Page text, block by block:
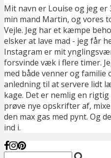
Mit navn er Louise og jeg er
min mand Martin, og vores
Vejle. Jeg har et kæmpe
elsker at lave mad - jeg får
Instagram er mit
forsvinde væk i flere timer.
med både venner og familie
anledning til at servere lidt
kage. Det er nemlig en
prøve nye opskrifter af,
den max gas med pynt. Og
ind i.